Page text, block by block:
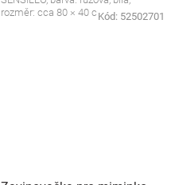
rozměr: cca 80 × 40 cmKód: 52502701